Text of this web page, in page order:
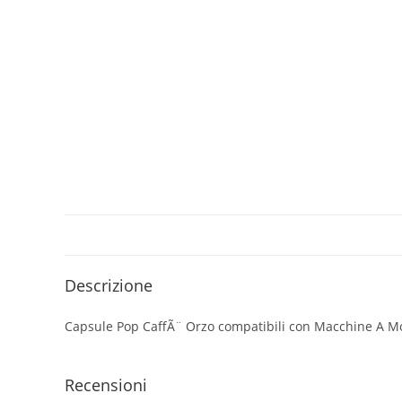
Descrizione
Capsule Pop CaffÃ¨ Orzo compatibili con Macchine A
Recensioni